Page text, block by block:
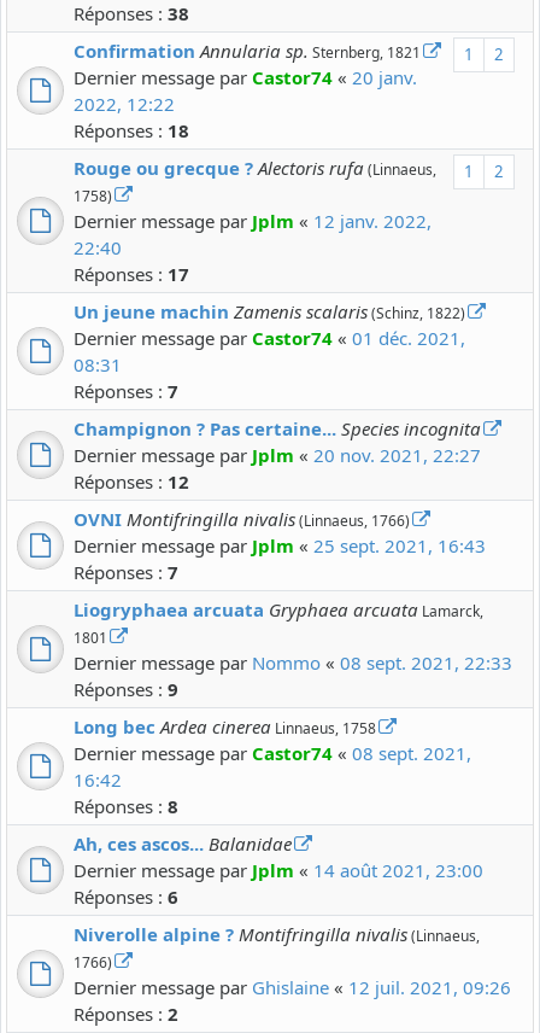
Réponses : 38
1 2
Confirmation Annularia sp. Sternberg, 1821
Dernier message par Castor74 « 20 janv.
2022, 12:22
Réponses : 18
1 2
Rouge ou grecque ? Alectoris rufa(Linnaeus,
1758)
Dernier message par Jplm « 12 janv. 2022,
22:40
Réponses : 17
Un jeune machin Zamenis scalaris(Schinz, 1822)
Dernier message par Castor74 « 01 déc. 2021,
08:31
Réponses : 7
Champignon ? Pas certaine... Species incognita
Dernier message par Jplm « 20 nov. 2021, 22:27
Réponses : 12
OVNI Montifringilla nivalis(Linnaeus, 1766)
Dernier message par Jplm « 25 sept. 2021, 16:43
Réponses : 7
Liogryphaea arcuata Gryphaea arcuata Lamarck,
1801
Dernier message par Nommo « 08 sept. 2021, 22:33
Réponses : 9
Long bec Ardea cinerea Linnaeus, 1758
Dernier message par Castor74 « 08 sept. 2021,
16:42
Réponses : 8
Ah, ces ascos... Balanidae
Dernier message par Jplm « 14 août 2021, 23:00
Réponses : 6
Niverolle alpine ? Montifringilla nivalis(Linnaeus,
1766)
Dernier message par Ghislaine « 12 juil. 2021, 09:26
Réponses : 2